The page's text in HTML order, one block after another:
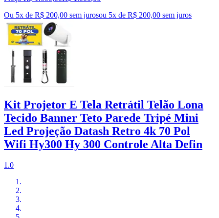
Ou 5x de R$ 200,00 sem jurosou 5x de R$ 200,00 sem juros
Kit Projetor E Tela Retrátil Telão Lona
Tecido Banner Teto Parede Tripé Mini
Led Projeção Datash Retro 4k 70 Pol
Wifi Hy300 Hy 300 Controle Alta Defin
1.0